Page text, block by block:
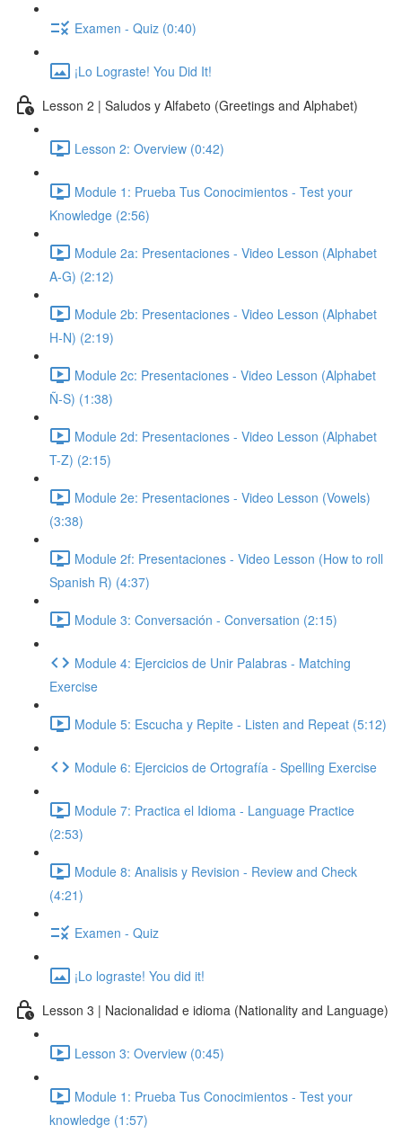
Examen - Quiz (0:40)
¡Lo Lograste! You Did It!
Lesson 2 | Saludos y Alfabeto (Greetings and Alphabet)
Lesson 2: Overview (0:42)
Module 1: Prueba Tus Conocimientos - Test your
Knowledge (2:56)
Module 2a: Presentaciones - Video Lesson (Alphabet
A-G) (2:12)
Module 2b: Presentaciones - Video Lesson (Alphabet
H-N) (2:19)
Module 2c: Presentaciones - Video Lesson (Alphabet
Ñ-S) (1:38)
Module 2d: Presentaciones - Video Lesson (Alphabet
T-Z) (2:15)
Module 2e: Presentaciones - Video Lesson (Vowels)
(3:38)
Module 2f: Presentaciones - Video Lesson (How to roll
Spanish R) (4:37)
Module 3: Conversación - Conversation (2:15)
Module 4: Ejercicios de Unir Palabras - Matching
Exercise
Module 5: Escucha y Repite - Listen and Repeat (5:12)
Module 6: Ejercicios de Ortografía - Spelling Exercise
Module 7: Practica el Idioma - Language Practice
(2:53)
Module 8: Analisis y Revision - Review and Check
(4:21)
Examen - Quiz
¡Lo lograste! You did it!
Lesson 3 | Nacionalidad e idioma (Nationality and Language)
Lesson 3: Overview (0:45)
Module 1: Prueba Tus Conocimientos - Test your
knowledge (1:57)